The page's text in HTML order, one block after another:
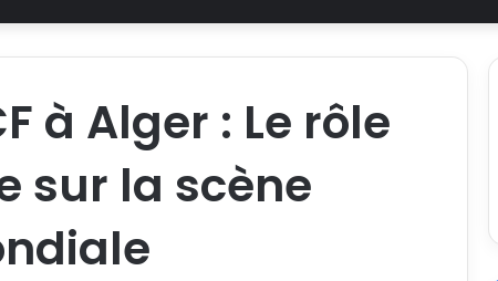
à Alger : Le rôle
sur la scène